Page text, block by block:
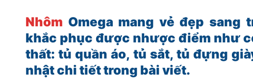
Nhôm Omega mang vẻ đẹp
khắc phục được nhược điểm như
thất: tủ quần áo, tủ sắt, tủ đựng
nhật chi tiết trong bài viết.